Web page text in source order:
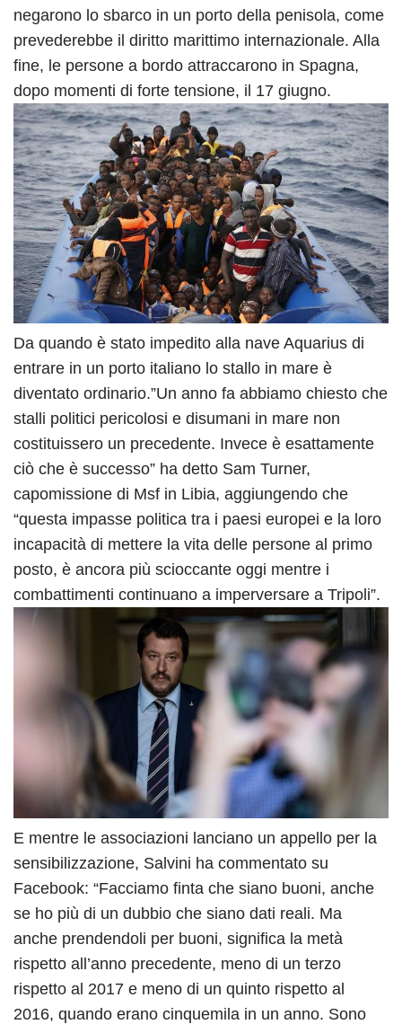
negarono lo sbarco in un porto della penisola, come
prevederebbe il diritto marittimo internazionale. Alla
fine, le persone a bordo attraccarono in Spagna,
dopo momenti di forte tensione, il 17 giugno.
Da quando è stato impedito alla nave Aquarius di
entrare in un porto italiano lo stallo in mare è
diventato ordinario.”Un anno fa abbiamo chiesto che
stalli politici pericolosi e disumani in mare non
costituissero un precedente. Invece è esattamente
ciò che è successo” ha detto Sam Turner,
capomissione di Msf in Libia, aggiungendo che
“questa impasse politica tra i paesi europei e la loro
incapacità di mettere la vita delle persone al primo
posto, è ancora più scioccante oggi mentre i
combattimenti continuano a imperversare a Tripoli”.
E mentre le associazioni lanciano un appello per la
sensibilizzazione, Salvini ha commentato su
Facebook: “Facciamo finta che siano buoni, anche
se ho più di un dubbio che siano dati reali. Ma
anche prendendoli per buoni, significa la metà
rispetto all’anno precedente, meno di un terzo
rispetto al 2017 e meno di un quinto rispetto al
2016, quando erano cinquemila in un anno. Sono